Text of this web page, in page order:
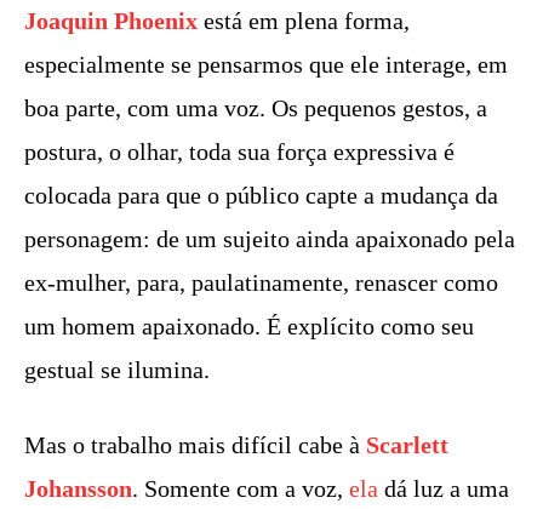
Joaquin Phoenix está em plena forma,
especialmente se pensarmos que ele interage, em
boa parte, com uma voz. Os pequenos gestos, a
postura, o olhar, toda sua força expressiva é
colocada para que o público capte a mudança da
personagem: de um sujeito ainda apaixonado pela
ex-mulher, para, paulatinamente, renascer como
um homem apaixonado. É explícito como seu
gestual se ilumina.
Mas o trabalho mais difícil cabe à Scarlett
Johansson. Somente com a voz, ela dá luz a uma